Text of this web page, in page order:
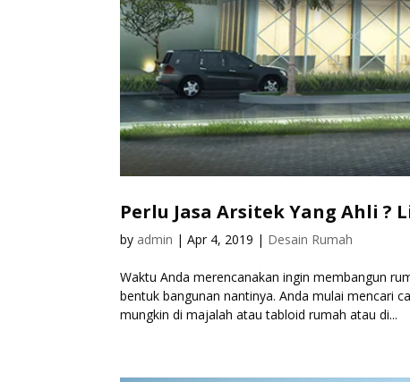
Perlu Jasa Arsitek Yang Ahli
by admin |Apr 4, 2019 | Desain Rumah
Waktu Anda merencanakan ingin membangun
bentuk bangunan nantinya. Anda mulai mencari
mungkin di majalah atau tabloid rumah atau di...